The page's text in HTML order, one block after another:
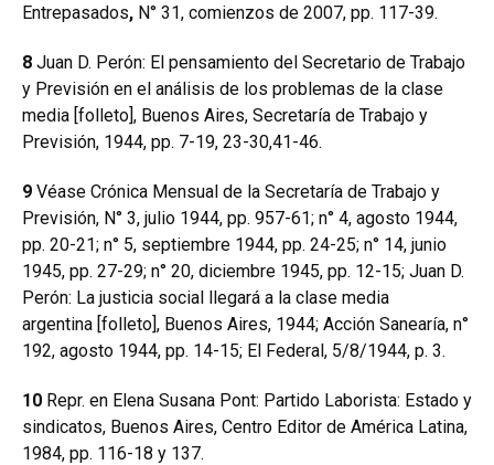
Entrepasados, N° 31, comienzos de 2007, pp. 117-39.
8 Juan D. Perón: El pensamiento del Secretario de Trabajo
y Previsión en el análisis de los problemas de la clase
media [folleto], Buenos Aires, Secretaría de Trabajo y
Previsión, 1944, pp. 7-19, 23-30,41-46.
9 Véase Crónica Mensual de la Secretaría de Trabajo y
Previsión, N° 3, julio 1944, pp. 957-61; n° 4, agosto 1944,
pp. 20-21; n° 5, septiembre 1944, pp. 24-25; n° 14, junio
1945, pp. 27-29; n° 20, diciembre 1945, pp. 12-15; Juan D.
Perón: La justicia social llegará a la clase media
argentina [folleto], Buenos Aires, 1944; Acción Sanearía, n°
192, agosto 1944, pp. 14-15; El Federal, 5/8/1944, p. 3.
10 Repr. en Elena Susana Pont: Partido Laborista: Estado y
sindicatos, Buenos Aires, Centro Editor de América Latina,
1984, pp. 116-18 y 137.